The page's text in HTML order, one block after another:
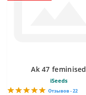
Ak 47 feminised
iSeeds
Отзывов - 22